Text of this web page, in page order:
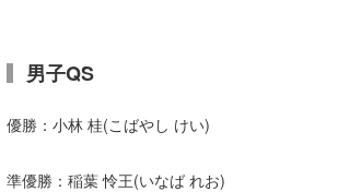
男子QS
優勝：小林 桂(こばやし けい)
準優勝：稲葉 怜王(いなば れお)